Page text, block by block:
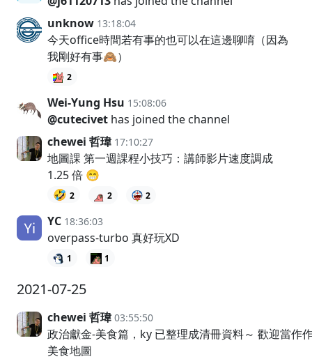
unknow 13:18:04
今天office時間若有事的也可以在這邊聊唷（因為
我剛好有事🙈）
2
Wei-Yung Hsu 15:08:06
@cutecivet has joined the channel
chewei 哲瑋 17:10:27
地圖課 第一週課程小技巧：講師影片速度調成
1.25 倍 😁
🤣 2 2 2
YC 18:36:03
overpass-turbo 真好玩XD
1 1
2021-07-25
chewei 哲瑋 03:55:50
政治獻金-美食篇，ky 已整理成清冊資料～ 歡迎當作
美食地圖